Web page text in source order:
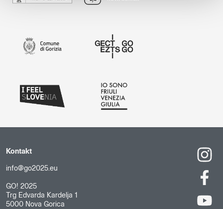
Kontakt
info@go2025.eu
GO! 2025
Trg Edvarda Kardelja 1
5000 Nova Gorica